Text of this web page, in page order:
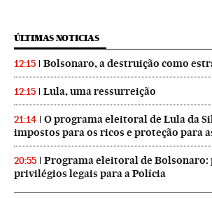
ÚLTIMAS NOTICIAS
12:15 Bolsonaro, a destruição como
12:15 Lula, uma ressurreição
21:14
O programa eleitoral de Lula da
impostos para os ricos e proteção para
20:55
Programa eleitoral de Bolsonaro:
privilégios legais para a Polícia